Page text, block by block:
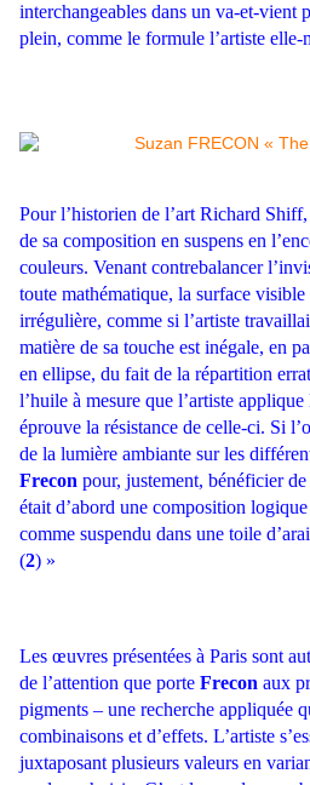
interchangeables dans un va-et-vient
plein, comme le formule l’artiste elle-
Pour l’historien de l’art Richard Shiff,
de sa composition en suspens en
couleurs. Venant contrebalancer
toute mathématique, la surface
irrégulière, comme si l’artiste
matière de sa touche est inégale, en
en ellipse, du fait de la répartition
l’huile à mesure que l’artiste
éprouve la résistance de celle-ci. Si
de la lumière ambiante sur les
Frecon pour, justement, bénéficier
était d’abord une composition
comme suspendu dans une toile
(2) »
Les œuvres présentées à Paris sont
de l’attention que porte Frecon aux
pigments – une recherche appliquée
combinaisons et d’effets. L’artiste
juxtaposant plusieurs valeurs en